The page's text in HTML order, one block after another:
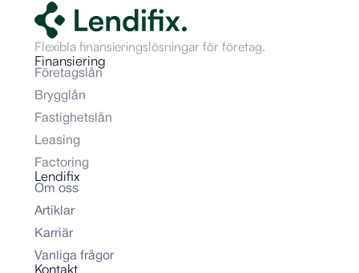
Flexibla finansieringslösningar för företag.
Finansiering
Företagslån
Brygglån
Fastighetslån
Leasing
Factoring
Lendifix
Om oss
Artiklar
Karriär
Vanliga frågor
Kontakt